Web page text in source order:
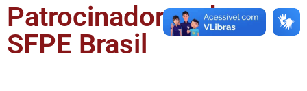
Patrocinadores da
SFPE Brasil